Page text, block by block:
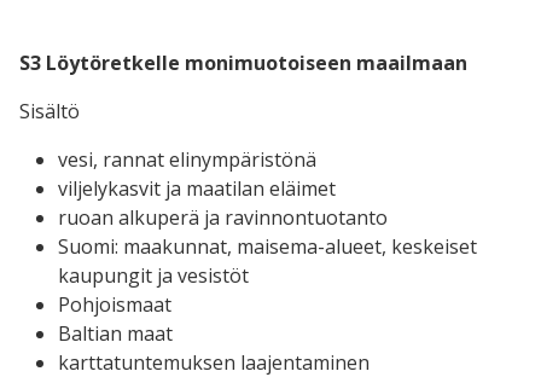
S3 Löytöretkelle monimuotoiseen maailmaan
Sisältö
vesi, rannat elinympäristönä
viljelykasvit ja maatilan eläimet
ruoan alkuperä ja ravinnontuotanto
Suomi: maakunnat, maisema-alueet, keskeiset
kaupungit ja vesistöt
Pohjoismaat
Baltian maat
karttatuntemuksen laajentaminen